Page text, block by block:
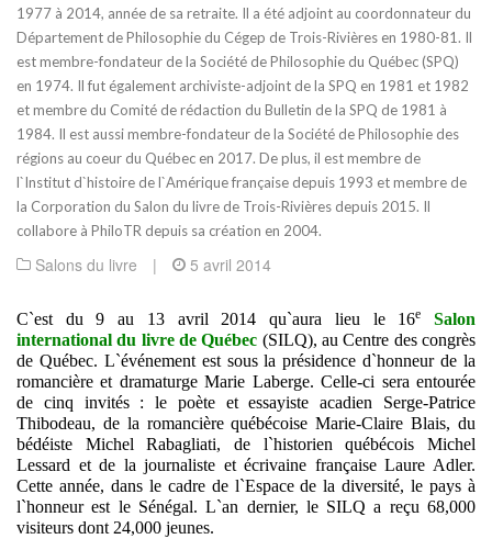
1977 à 2014, année de sa retraite. Il a été adjoint au coordonnateur du
Département de Philosophie du Cégep de Trois-Rivières en 1980-81. Il
est membre-fondateur de la Société de Philosophie du Québec (SPQ)
en 1974. Il fut également archiviste-adjoint de la SPQ en 1981 et 1982
et membre du Comité de rédaction du Bulletin de la SPQ de 1981 à
1984. Il est aussi membre-fondateur de la Société de Philosophie des
régions au coeur du Québec en 2017. De plus, il est membre de
l`Institut d`histoire de l`Amérique française depuis 1993 et membre de
la Corporation du Salon du livre de Trois-Rivières depuis 2015. Il
collabore à PhiloTR depuis sa création en 2004.
Salons du livre | 5 avril 2014
C`est du 9 au 13 avril 2014 qu`aura lieu le 16e
Salon
international du livre de Québec (SILQ), au Centre des congrès
de Québec. L`événement est sous la présidence d`honneur de la
romancière et dramaturge Marie Laberge. Celle-ci sera entourée
de cinq invités : le poète et essayiste acadien Serge-Patrice
Thibodeau, de la romancière québécoise Marie-Claire Blais, du
bédéiste Michel Rabagliati, de l`historien québécois Michel
Lessard et de la journaliste et écrivaine française Laure Adler.
Cette année, dans le cadre de l`Espace de la diversité, le pays à
l`honneur est le Sénégal. L`an dernier, le SILQ a reçu 68,000
visiteurs dont 24,000 jeunes.